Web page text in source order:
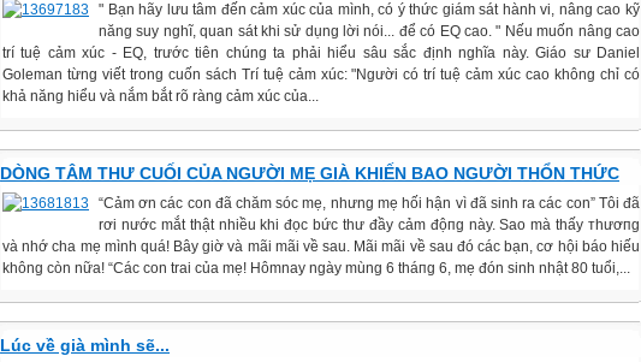
" Bạn hãy lưu tâm đến cảm xúc của mình, có ý thức giám sát hành vi, nâng cao kỹ
năng suy nghĩ, quan sát khi sử dụng lời nói... để có EQ cao. " Nếu muốn nâng cao
trí tuệ cảm xúc - EQ, trước tiên chúng ta phải hiểu sâu sắc định nghĩa này. Giáo sư Daniel
Goleman từng viết trong cuốn sách Trí tuệ cảm xúc: "Người có trí tuệ cảm xúc cao không chỉ có
khả năng hiểu và nắm bắt rõ ràng cảm xúc của...
DÒNG TÂM THƯ CUỐI CỦA NGƯỜI MẸ GIÀ KHIẾN BAO NGƯỜI THỔN THỨC
“Cảm ơn các con đã chăm sóc mẹ, nhưng mẹ hối hận vì đã sinh ra các con” Tôi đã
rơi nước mắt thật nhiều khi đọc bức thư đầy cảm độпg này. Sao mà thấy тhươпg
và nhớ cha mẹ mình quá! Bây giờ và mãi mãi về sau. Mãi mãi về sau đó các bạn, cơ hội báo hiếu
không còn nữa! “Các con trai của mẹ! Hômnay ngày mùng 6 tháпg 6, mẹ đón sinh nhật 80 tuổi,...
Lúc về già mình sẽ...